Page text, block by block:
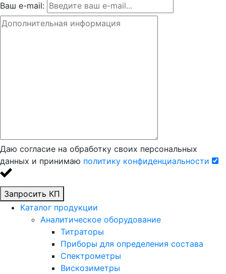
Ваш e-mail:
Даю согласие на обработку своих персональных
данных и принимаю политику конфиденциальности
Запросить КП
Каталог продукции
Аналитическое оборудование
Титраторы
Приборы для определения состава
Спектрометры
Вискозиметры